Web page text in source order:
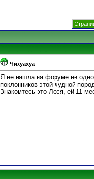
Чихуахуа
Я не нашла на форуме не
поклонников этой чудной
Знакомтесь это Леся, ей 11